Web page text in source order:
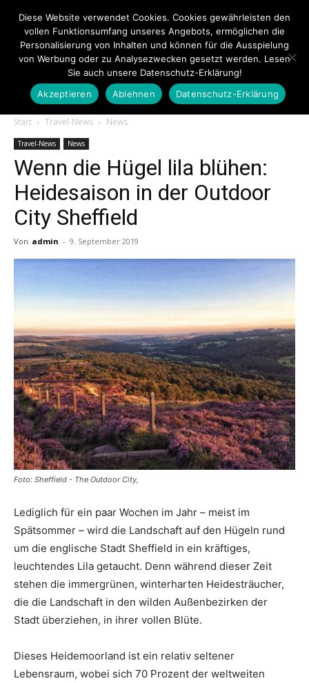
Touristiknews.de
|
Reiseempfehlungen.
Start Travel-News News
Travel-News News
Wenn die Hügel lila blühen:
Heidesaison in der Outdoor
City Sheffield
Von admin - 9. September 2019
Foto: Sheffield - The Outdoor City,
Lediglich für ein paar Wochen im Jahr – meist im
Spätsommer – wird die Landschaft auf den Hügeln rund
um die englische Stadt Sheffield in ein kräftiges,
leuchtendes Lila getaucht. Denn während dieser Zeit
stehen die immergrünen, winterharten Heidesträucher,
die die Landschaft in den wilden Außenbezirken der
Stadt überziehen, in ihrer vollen Blüte.
Dieses Heidemoorland ist ein relativ seltener
Lebensraum, wobei sich 70 Prozent der weltweiten
Diese Website verwendet Cookies. Cookies gewährleisten den
vollen Funktionsumfang unseres Angebots, ermöglichen die
Personalisierung von Inhalten und können für die Ausspielung
von Werbung oder zu Analysezwecken gesetzt werden. Lesen
Sie auch unsere Datenschutz-Erklärung!
Akzeptieren
Ablehnen Datenschutz-Erklärung